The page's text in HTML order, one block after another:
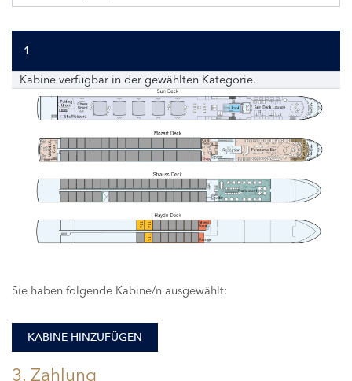
1
Kabine verfügbar in der gewählten Kategorie.
114
115
116
Sie haben folgende Kabine/n ausgewählt:
KABINE HINZUFÜGEN
3. Zahlung